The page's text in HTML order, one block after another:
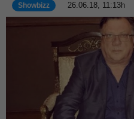
Showbizz 26.06.18, 11:13h